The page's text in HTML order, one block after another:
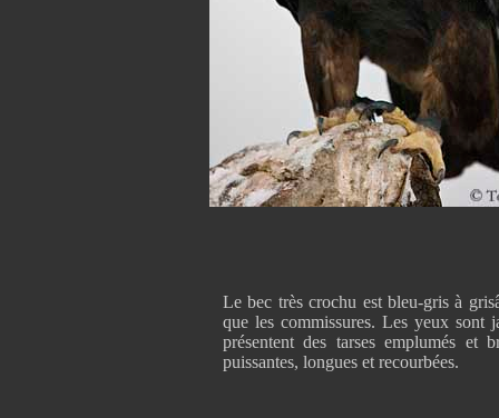
Le bec très crochu est bleu-gris à
que les commissures. Les yeux sont
présentent des tarses emplumés et
puissantes, longues et recourbées.